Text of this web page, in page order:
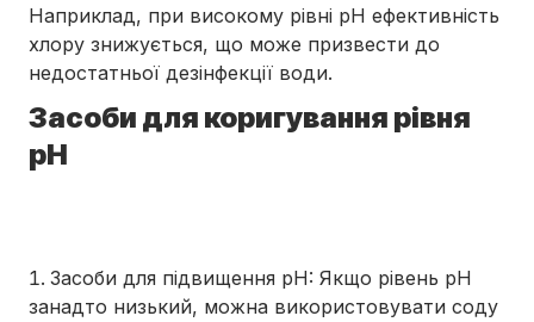
Наприклад, при високому рівні pH ефективність
хлору знижується, що може призвести до
недостатньої дезінфекції води.
Засоби для коригування рівня
pH
Засоби для підвищення pH: Якщо рівень pH
занадто низький, можна використовувати соду